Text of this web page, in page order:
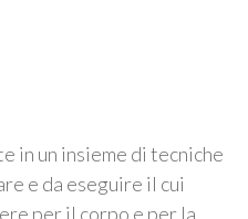
in un insieme di tecniche
e da eseguire il cui
per il corpo e per la